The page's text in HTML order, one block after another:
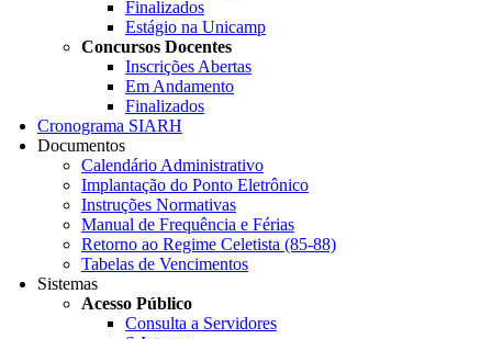
Finalizados
Estágio na Unicamp
Concursos Docentes
Inscrições Abertas
Em Andamento
Finalizados
Cronograma SIARH
Documentos
Calendário Administrativo
Implantação do Ponto Eletrônico
Instruções Normativas
Manual de Frequência e Férias
Retorno ao Regime Celetista (85-88)
Tabelas de Vencimentos
Sistemas
Acesso Público
Consulta a Servidores